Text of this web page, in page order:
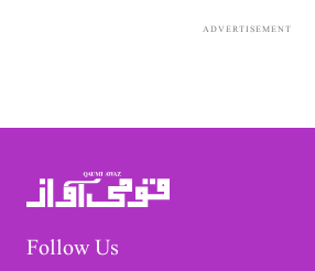
ADVERTISEMENT
Follow Us